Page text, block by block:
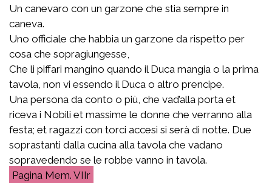
Un canevaro con un garzone che stia sempre in
caneva.
Uno officiale che habbia un garzone da rispetto per
cosa che sopragiungesse,
Che li piffari mangino quando il Duca mangia o la prima
tavola, non vi essendo il Duca o altro prencipe.
Una persona da conto o più, che vad’alla porta et
riceva i Nobili et massime le donne che verranno alla
festa; et ragazzi con torci accesi si serà di notte. Due
soprastanti dalla cucina alla tavola che vadano
sopravedendo se le robbe vanno in tavola.
Mem. VIIr